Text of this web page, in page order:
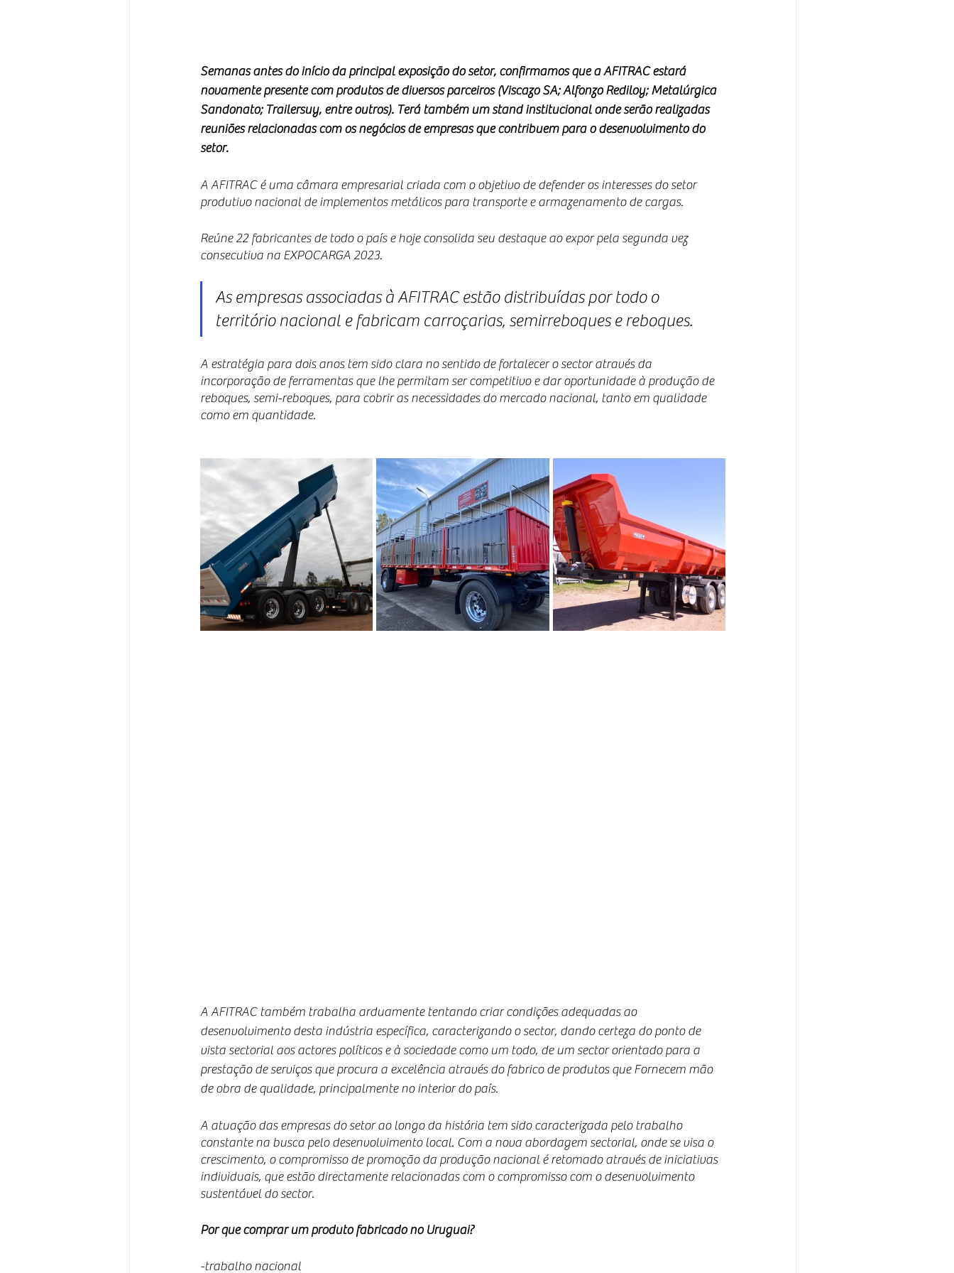
Semanas antes do início da principal exposição do setor, confirmamos que a AFITRAC estará
novamente presente com produtos de diversos parceiros (Viscazo SA; Alfonzo Rediloy; Metalúrgica
Sandonato; Trailersuy, entre outros). Terá também um stand institucional onde serão realizadas
reuniões relacionadas com os negócios de empresas que contribuem para o desenvolvimento do
setor.
A AFITRAC é uma câmara empresarial criada com o objetivo de defender os interesses do setor
produtivo nacional de implementos metálicos para transporte e armazenamento de cargas.
Reúne 22 fabricantes de todo o país e hoje consolida seu destaque ao expor pela segunda vez
consecutiva na EXPOCARGA 2023.
As empresas associadas à AFITRAC estão distribuídas por todo o
território nacional e fabricam carroçarias, semirreboques e reboques.
A estratégia para dois anos tem sido clara no sentido de fortalecer o sector através da
incorporação de ferramentas que lhe permitam ser competitivo e dar oportunidade à produção de
reboques, semi-reboques, para cobrir as necessidades do mercado nacional, tanto em qualidade
como em quantidade.
A AFITRAC também trabalha arduamente tentando criar condições adequadas ao
desenvolvimento desta indústria específica, caracterizando o sector, dando certeza do ponto de
vista sectorial aos actores políticos e à sociedade como um todo, de um sector orientado para a
prestação de serviços que procura a excelência através do fabrico de produtos que Fornecem mão
de obra de qualidade, principalmente no interior do país.
A atuação das empresas do setor ao longo da história tem sido caracterizada pelo trabalho
constante na busca pelo desenvolvimento local. Com a nova abordagem sectorial, onde se visa o
crescimento, o compromisso de promoção da produção nacional é retomado através de iniciativas
individuais, que estão directamente relacionadas com o compromisso com o desenvolvimento
sustentável do sector.
Por que comprar um produto fabricado no Uruguai?
-trabalho nacional